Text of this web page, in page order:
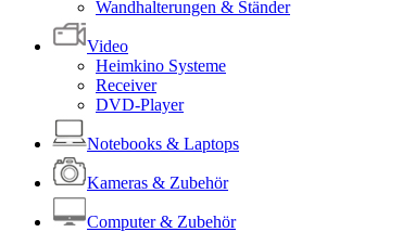
Wandhalterungen & Ständer
Video
Heimkino Systeme
Receiver
DVD-Player
Notebooks & Laptops
Kameras & Zubehör
Computer & Zubehör